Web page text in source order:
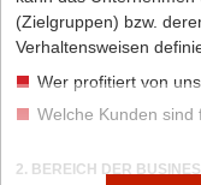
(Zielgruppen) bzw.
Verhaltensweisen
Wer profitiert von
Welche Kunden sind
2. BEREICH DER